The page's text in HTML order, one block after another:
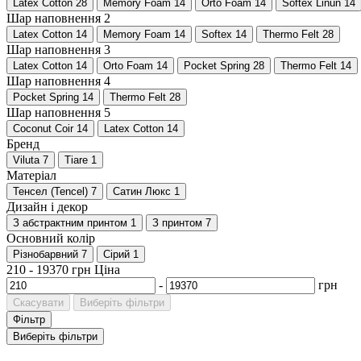
Latex Cotton 28 Memory Foam 14 Orto Foam 14 Softex Linun 14
Шар наповнення 2
Latex Cotton 14 Memory Foam 14 Softex 14 Thermo Felt 28
Шар наповнення 3
Latex Cotton 14 Orto Foam 14 Pocket Spring 28 Thermo Felt 14
Шар наповнення 4
Pocket Spring 14 Thermo Felt 28
Шар наповнення 5
Coconut Coir 14 Latex Cotton 14
Бренд
Viluta 7 Tiare 1
Матеріал
Тенсел (Tencel) 7 Сатин Люкс 1
Дизайн і декор
З абстрактним принтом 1 З принтом 7
Основний колір
Різнобарвний 7 Сірий 1
210 - 19370 грн Ціна
-
грн
Скасувати
Виберіть фільтри
Фільтр
Виберіть фільтри